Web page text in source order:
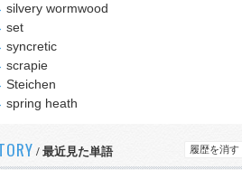
silvery wormwood
set
syncretic
scrapie
Steichen
spring heath
/ 最近見た単語 履歴を消す